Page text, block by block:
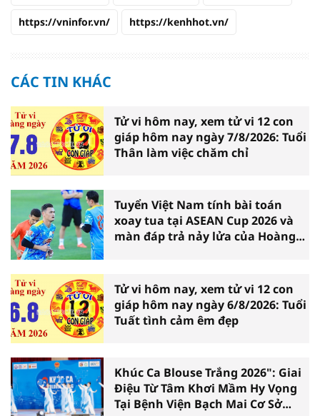
https://vninfor.vn/ https://kenhhot.vn/
CÁC TIN KHÁC
Tử vi hôm nay, xem tử vi 12 con
giáp hôm nay ngày 7/8/2026: Tuổi
Thân làm việc chăm chỉ
Tuyển Việt Nam tính bài toán
xoay tua tại ASEAN Cup 2026 và
màn đáp trả nảy lửa của Hoàng
Tử vi hôm nay, xem tử vi 12 con
giáp hôm nay ngày 6/8/2026: Tuổi
Tuất tình cảm êm đẹp
Khúc Ca Blouse Trắng 2026": Giai
Điệu Từ Tâm Khơi Mầm Hy Vọng
Tại Bệnh Viện Bạch Mai Cơ Sở